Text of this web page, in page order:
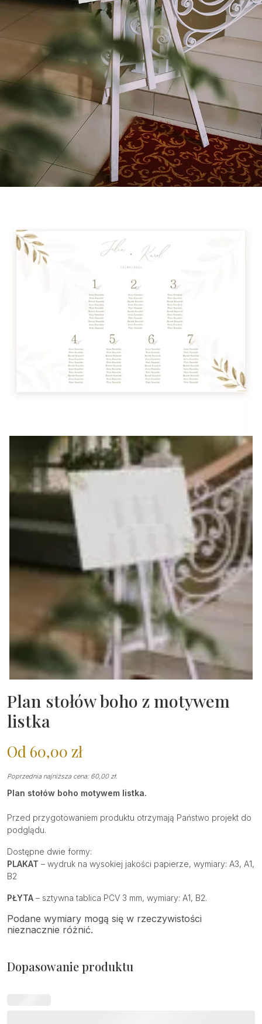
Plan stołów boho z motywem
listka
Od 60,00 zł
Poprzednia najniższa cena: 60,00 zł.
Plan stołów boho motywem listka.
Przed przygotowaniem produktu otrzymają Państwo projekt do
podglądu.
Dostępne dwie formy:
PLAKAT – wydruk na wysokiej jakości papierze, wymiary: A3, A1,
B2
PŁYTA – sztywna tablica PCV 3 mm, wymiary: A1, B2.
Podane wymiary mogą się w rzeczywistości
nieznacznie różnić.
Dopasowanie produktu